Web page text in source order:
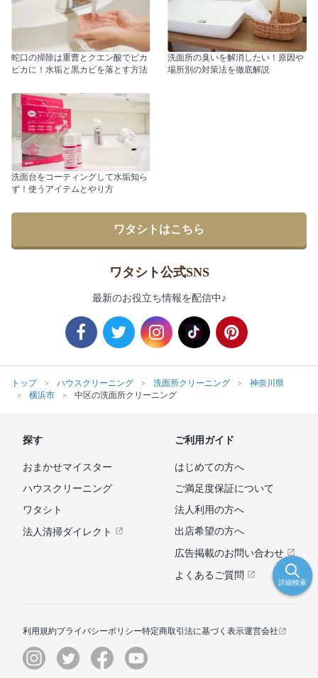
蛇口の掃除は重曹とクエン酸でピカ
ピカに！水垢と黒カビを落とす方法
洗面所の臭いを解消したい！原因や
場所別の対策法を徹底解説
洗面台をコーティングして水垢知ら
ず！使うアイテムとやり方
ワタシトはこちら
ワタシト公式SNS
最新のお役立ち情報を配信中♪
トップ ハウスクリーニング 洗面所クリーニング
神奈川県
横浜市
中区の洗面所クリーニング
詳細検索
探す
おまかせマイスター
ハウスクリーニング
ワタシト
法人清掃ダイレクト
ご利用ガイド
はじめての方へ
ご満足度保証について
法人利用の方へ
出店希望の方へ
広告掲載のお問い合わせ
よくあるご質問
利用規約プライバシーポリシー特定商取引法に基づく表示運営会社